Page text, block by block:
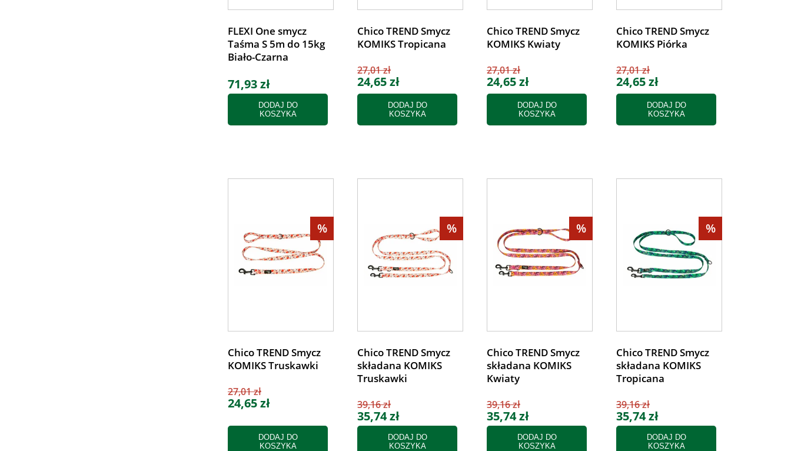
FLEXI One smycz
Taśma S 5m do 15kg
Biało-Czarna
71,93 zł
DODAJ DO
KOSZYKA
Chico TREND Smycz
KOMIKS Tropicana
27,01 zł
24,65 zł
DODAJ DO
KOSZYKA
Chico TREND Smycz
KOMIKS Kwiaty
27,01 zł
24,65 zł
DODAJ DO
KOSZYKA
Chico TREND Smycz
KOMIKS Piórka
27,01 zł
24,65 zł
DODAJ DO
KOSZYKA
%
Chico TREND Smycz
KOMIKS Truskawki
27,01 zł
24,65 zł
DODAJ DO
KOSZYKA
%
Chico TREND Smycz
składana KOMIKS
Truskawki
39,16 zł
35,74 zł
DODAJ DO
KOSZYKA
%
Chico TREND Smycz
składana KOMIKS
Kwiaty
39,16 zł
35,74 zł
DODAJ DO
KOSZYKA
%
Chico TREND Smycz
składana KOMIKS
Tropicana
39,16 zł
35,74 zł
DODAJ DO
KOSZYKA